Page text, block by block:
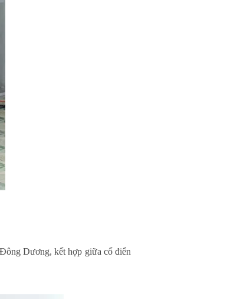
Dương, kết hợp giữa cổ điển